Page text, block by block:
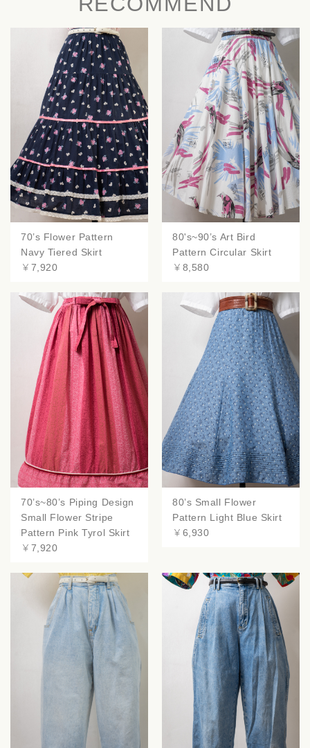
70’s Flower Pattern
Navy Tiered Skirt
￥7,920
80's~90’s Art Bird
Pattern Circular Skirt
￥8,580
70’s~80’s Piping Design
Small Flower Stripe
Pattern Pink Tyrol Skirt
￥7,920
80’s Small Flower
Pattern Light Blue Skirt
￥6,930